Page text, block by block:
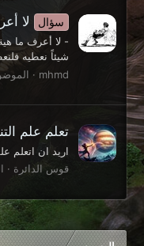
سؤال لا
- لا أعرف ما
شيئاً نعطيه
mhmd
تعلم علم
اريد ان اتعلم
قوس الدائرة